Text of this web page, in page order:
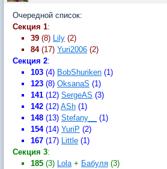
Очередной список:
Секция 1:
39 (8) Lily (2)
84(17) Yuri2006 (2)
Секция 2:
103 (4) BobShuriken (1)
123 (8) OksanaS (1)
141 (12) SergeAS (3)
142 (12) ASh (1)
148 (13) Stefany__
(1)
154(14) YuriP (2)
167 (17) Little (1)
Секция 3:
185 (3) Lola+ Бабуля (3)